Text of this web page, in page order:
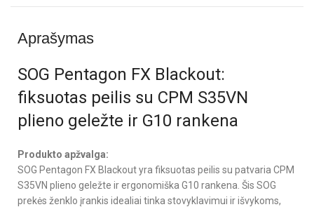
Aprašymas
SOG Pentagon FX Blackout:
fiksuotas peilis su CPM S35VN
plieno geležte ir G10 rankena
Produkto apžvalga:
SOG Pentagon FX Blackout yra fiksuotas peilis su patvaria CPM
S35VN plieno geležte ir ergonomiška G10 rankena. Šis SOG
prekės ženklo įrankis idealiai tinka stovyklavimui ir išvykoms,